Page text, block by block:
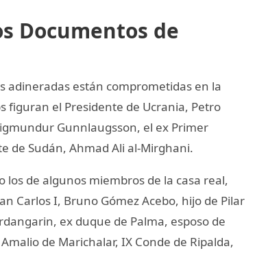
Documentos de
adineradas están comprometidas en la
figuran el Presidente de Ucrania, Petro
Gunnlaugsson, el ex Primer
de Sudán, Ahmad Ali al-Mirghani.
los de algunos miembros de la casa real,
Carlos I, Bruno Gómez Acebo, hijo de Pilar
ex duque de Palma, esposo de
de Marichalar, IX Conde de Ripalda,